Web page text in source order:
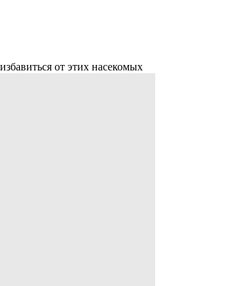
от этих насекомых